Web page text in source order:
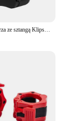
Blokada kołnierza ze sztangą Klipsy do hantli Zacisk do podnoszenia ciężarów Siłownia Zacisk blokujący hantle Zaciski sprężynowe Podnoszenie ciężarów 28 mm 30 mm 25 mm